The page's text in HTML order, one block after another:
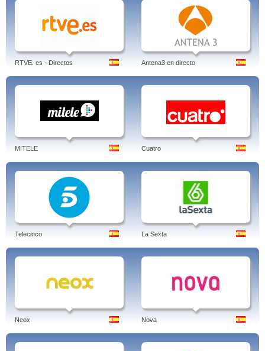
RTVE. es - Directos Antena3 en directo
MITELE Cuatro
Telecinco La Sexta
Neox Nova